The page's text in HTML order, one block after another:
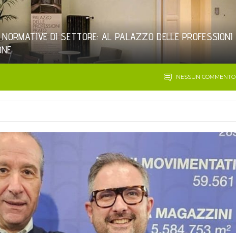
DI SETTORE: AL PALAZZO DELLE PROFESSIONI
NESSUN COMMENTO